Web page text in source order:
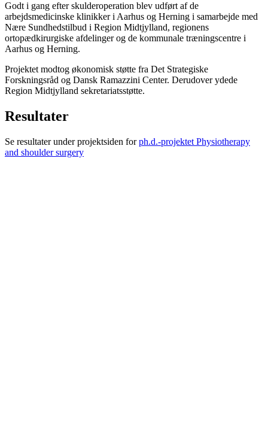
Godt i gang efter skulderoperation blev udført af de
arbejdsmedicinske klinikker i Aarhus og Herning i samarbejde med
Nære Sundhedstilbud i Region Midtjylland, regionens
ortopædkirurgiske afdelinger og de kommunale træningscentre i
Aarhus og Herning.
Projektet modtog økonomisk støtte fra Det Strategiske
Forskningsråd og Dansk Ramazzini Center. Derudover ydede
Region Midtjylland sekretariatsstøtte.
Resultater
Se resultater under projektsiden forph.d.-projektet Physiotherapy
and shoulder surgery